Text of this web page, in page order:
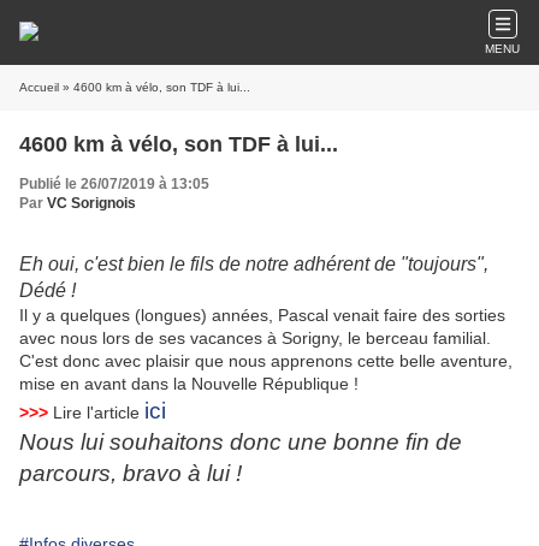
MENU
Accueil » 4600 km à vélo, son TDF à lui...
4600 km à vélo, son TDF à lui...
Publié le 26/07/2019 à 13:05
Par VC Sorignois
Eh oui, c'est bien le fils de notre adhérent de "toujours",
Dédé !
Il y a quelques (longues) années, Pascal venait faire des sorties
avec nous lors de ses vacances à Sorigny, le berceau familial.
C'est donc avec plaisir que nous apprenons cette belle aventure,
mise en avant dans la Nouvelle République !
>>> Lire l'article ici
Nous lui souhaitons donc une bonne fin de
parcours, bravo à lui !